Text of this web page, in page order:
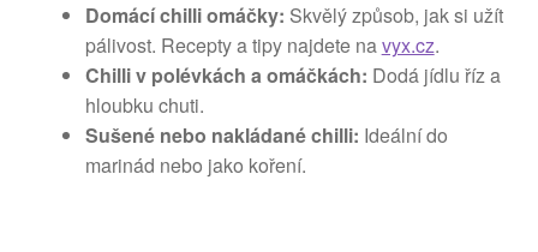
Domácí chilli omáčky: Skvělý způsob, jak si užít
pálivost. Recepty a tipy najdete navyx.cz.
Chilli v polévkách a omáčkách: Dodá jídlu říz a
hloubku chuti.
Sušené nebo nakládané chilli: Ideální do
marinád nebo jako koření.